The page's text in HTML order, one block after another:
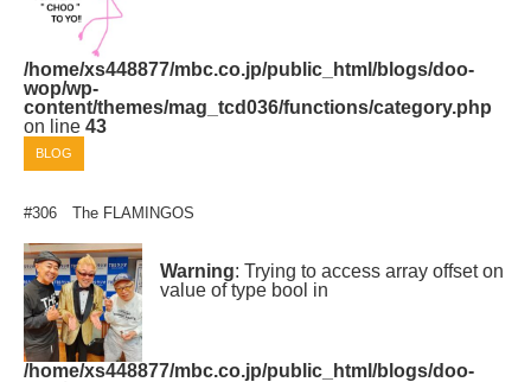
/home/xs448877/mbc.co.jp/public_html/blogs/doo-
wop/wp-
content/themes/mag_tcd036/functions/category.php
on line 43
BLOG
#306 The FLAMINGOS
Warning: Trying to access array offset on
value of type bool in
/home/xs448877/mbc.co.jp/public_html/blogs/doo-